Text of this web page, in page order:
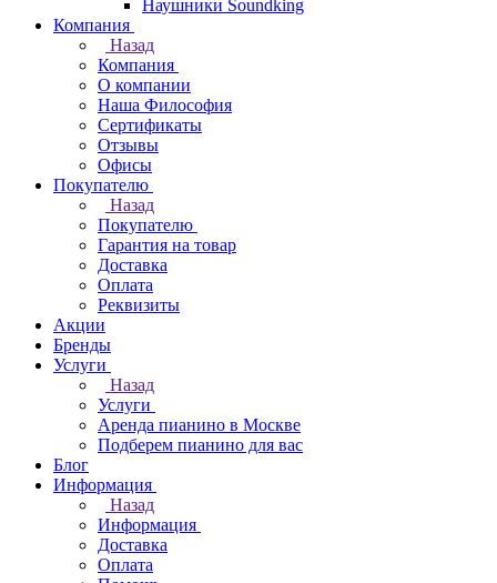
Наушники Soundking
Компания
Назад
Компания
О компании
Наша Философия
Сертификаты
Отзывы
Офисы
Покупателю
Назад
Покупателю
Гарантия на товар
Доставка
Оплата
Реквизиты
Акции
Бренды
Услуги
Назад
Услуги
Аренда пианино в Москве
Подберем пианино для вас
Блог
Информация
Назад
Информация
Доставка
Оплата